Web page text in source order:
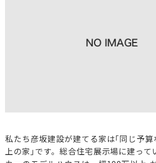
私たち彦坂建設が建てる家は｢同じ予
上の家｣です。総合住宅展示場に建って